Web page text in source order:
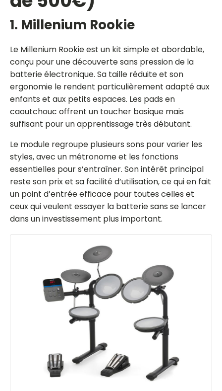
1. Millenium Rookie
Le Millenium Rookie est un kit simple et abordable,
conçu pour une découverte sans pression de la
batterie électronique. Sa taille réduite et son
ergonomie le rendent particulièrement adapté aux
enfants et aux petits espaces. Les pads en
caoutchouc offrent un toucher basique mais
suffisant pour un apprentissage très débutant.
Le module regroupe plusieurs sons pour varier les
styles, avec un métronome et les fonctions
essentielles pour s’entraîner. Son intérêt principal
reste son prix et sa facilité d’utilisation, ce qui en fait
un point d’entrée efficace pour toutes celles et
ceux qui veulent essayer la batterie sans se lancer
dans un investissement plus important.